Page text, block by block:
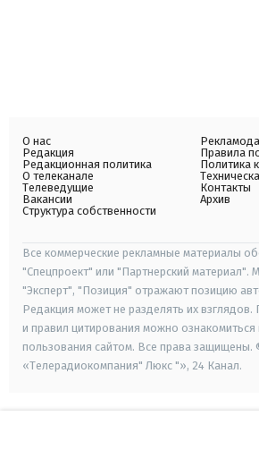
О нас
Редакция
Редакционная политика
О телеканале
Телеведущие
Вакансии
Структура собственности
Правила
Политика
Контакты
Архив
Все коммерческие рекламные материалы
"Спецпроект" или "Партнерский материал".
"Эксперт", "Позиция" отражают позицию
Редакция может не разделять их
и правил цитирования можно ознакомиться
пользования сайтом. Все права
«Телерадиокомпания" Люкс "», 24 Канал.